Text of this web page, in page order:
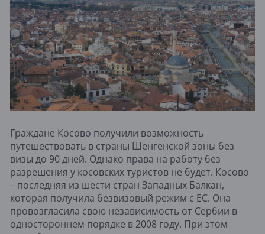
Граждане Косово получили возможность
путешествовать в страны Шенгенской зоны без
визы до 90 дней. Однако права на работу без
разрешения у косовских туристов не будет. Косово
– последняя из шести стран Западных Балкан,
которая получила безвизовый режим с ЕС. Она
провозгласила свою независимость от Сербии в
одностороннем порядке в 2008 году. При этом